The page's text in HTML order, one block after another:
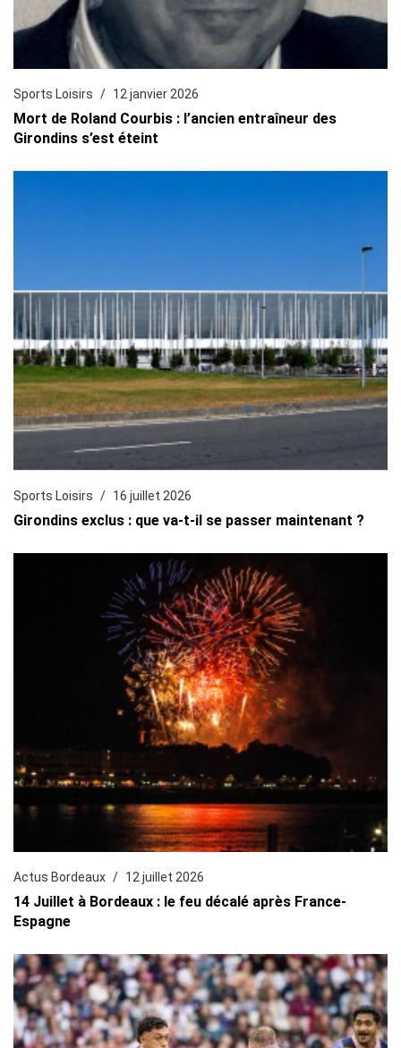
Sports Loisirs 12 janvier 2026
Mort de Roland Courbis : l’ancien entraîneur des
Girondins s’est éteint
Sports Loisirs 16 juillet 2026
Girondins exclus : que va-t-il se passer maintenant ?
Actus Bordeaux 12 juillet 2026
14 Juillet à Bordeaux : le feu décalé après France-
Espagne